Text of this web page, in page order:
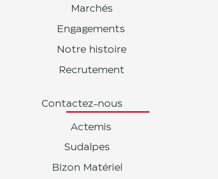
Bizon Matériel
Sudalpes
Actemis
Contactez-nous
Recrutement
Notre histoire
Engagements
Marchés